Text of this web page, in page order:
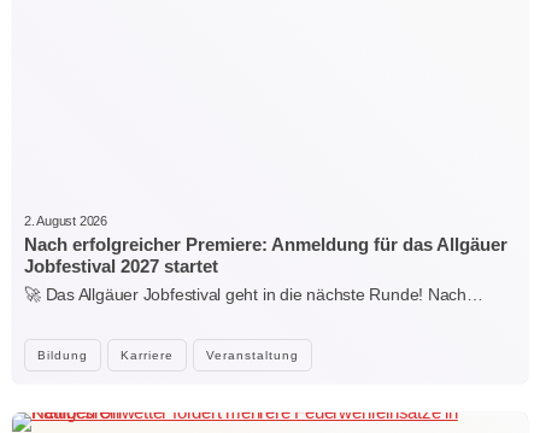
Bildung Karriere Veranstaltung
2. August 2026
Nach erfolgreicher Premiere: Anmeldung für das Allgäuer
Jobfestival 2027 startet
🚀 Das Allgäuer Jobfestival geht in die nächste Runde! Nach…